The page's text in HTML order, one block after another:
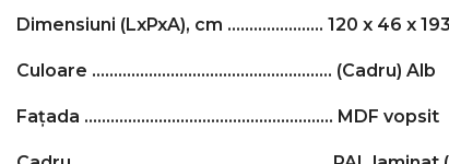
Dimensiuni (LxPxA), cm …………………. 120 x 46 x
Culoare ………………………………………………. (Cadru) Alb
Fațada ………………………………………………… MDF vopsit